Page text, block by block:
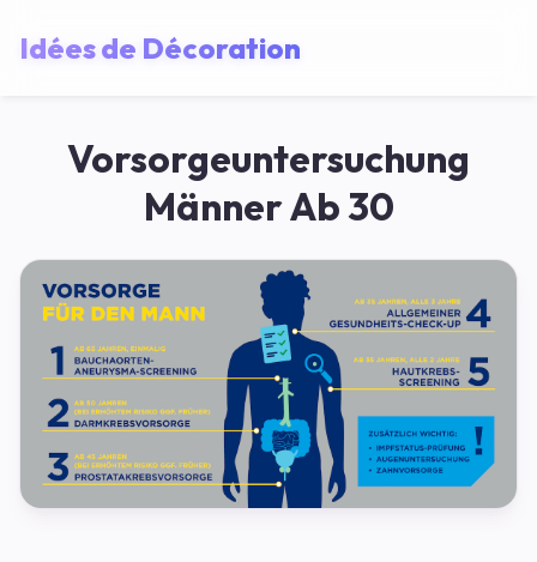
Idées de Décoration
Vorsorgeuntersuchung
Männer Ab 30